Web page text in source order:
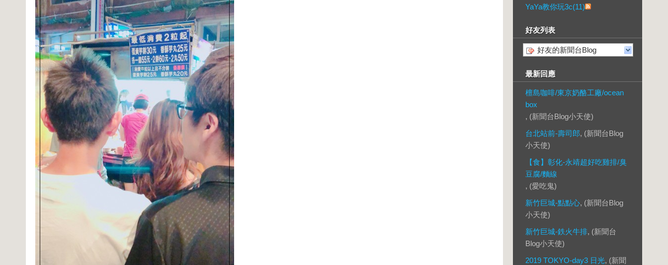
YaYa教你玩3c(11)
好友列表
好友的新聞台Blog
最新回應
檀島咖啡/東京奶酪工廠/ocean
box
, (新聞台Blog小天使)
台北站前-壽司郎, (新聞台Blog
小天使)
【食】彰化-永靖超好吃雞排/臭
豆腐/麵線
, (愛吃鬼)
新竹巨城-點點心, (新聞台Blog
小天使)
新竹巨城-鉄火牛排, (新聞台
Blog小天使)
2019 TOKYO-day3 日光, (新聞